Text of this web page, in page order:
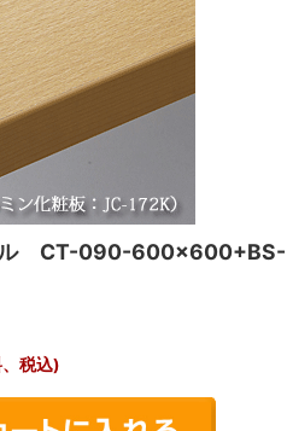
ル CT-090-600×600+BS-
税込)